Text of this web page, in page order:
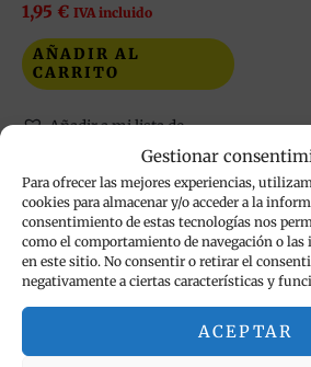
Gestionar
Para ofrecer las mejores experiencias,
cookies para almacenar y/o acceder a la
consentimiento de estas tecnologías nos
como el comportamiento de navegación o
en este sitio. No consentir o retirar el
negativamente a ciertas características y
ACEPTAR
1,95 € IVA incluido
AÑADIR AL
CARRITO
Añadir a mi lista de
INFORMACIÓN LEGAL